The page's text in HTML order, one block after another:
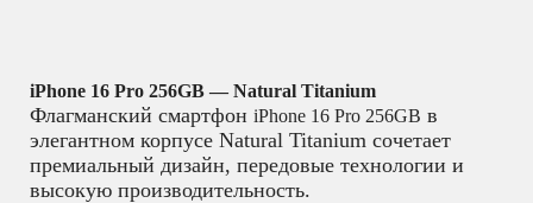
iPhone 16 Pro 256GB — Natural Titanium
Флагманский смартфон iPhone 16 Pro 256GB в
элегантном корпусе Natural Titanium сочетает
премиальный дизайн, передовые технологии и
высокую производительность.